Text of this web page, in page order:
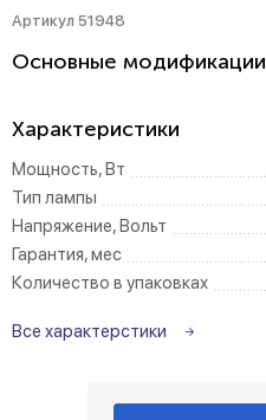
Артикул 51948
Основные модификации
Характеристики
Мощность, Вт
Тип лампы
Напряжение, Вольт
Гарантия, мес
Количество в упаковках
Все характерстики